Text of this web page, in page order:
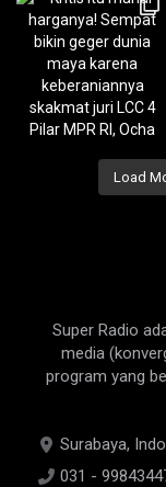
Load
Super Radio
media
program yang
Surabaya,
031 -